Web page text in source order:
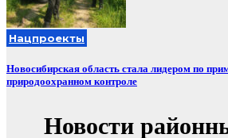
Нацпроекты
Новосибирская область стала лидером по
природоохранном контроле